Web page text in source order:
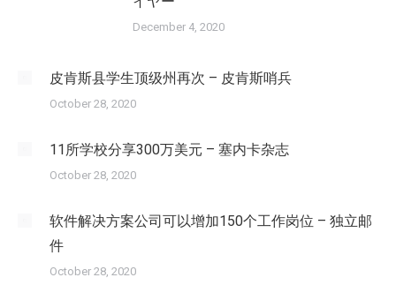
December 4, 2020
皮肯斯县学生顶级州再次 – 皮肯斯哨兵
October 28, 2020
11所学校分享300万美元 – 塞内卡杂志
October 28, 2020
软件解决方案公司可以增加150个工作岗位 – 独立邮
件
October 28, 2020